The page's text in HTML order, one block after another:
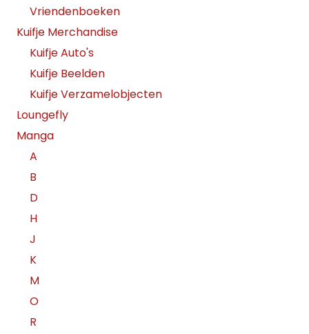
Vriendenboeken
Kuifje Merchandise
Kuifje Auto's
Kuifje Beelden
Kuifje Verzamelobjecten
Loungefly
Manga
A
B
D
H
J
K
M
O
R